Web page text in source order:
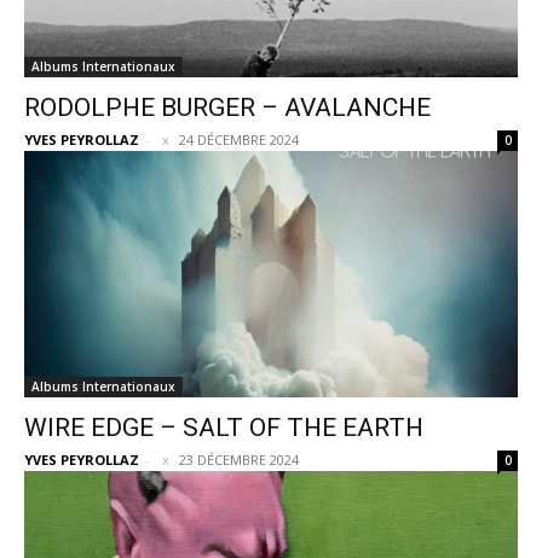
Albums Internationaux
RODOLPHE BURGER – AVALANCHE
YVES PEYROLLAZ - 24 DÉCEMBRE 2024 0
Albums Internationaux
WIRE EDGE – SALT OF THE EARTH
YVES PEYROLLAZ - 23 DÉCEMBRE 2024 0